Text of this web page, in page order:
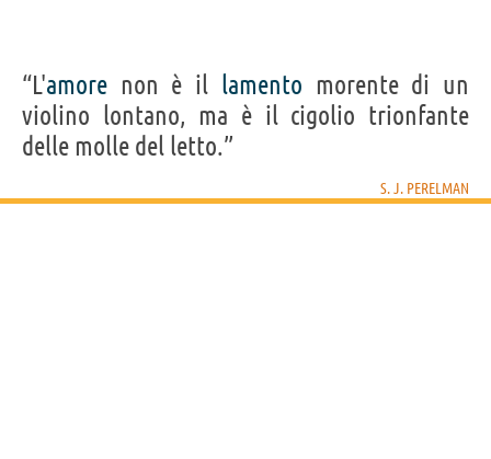
“L'amore non è il lamento morente di un
violino lontano, ma è il cigolio trionfante
delle molle del letto.”
S. J. PERELMAN